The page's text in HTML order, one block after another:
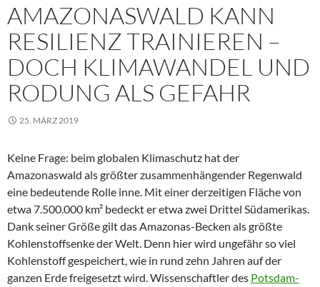
AMAZONASWALD KANN
RESILIENZ TRAINIEREN –
DOCH KLIMAWANDEL UND
RODUNG ALS GEFAHR
25. MÄRZ 2019
Keine Frage: beim globalen Klimaschutz hat der
Amazonaswald als größter zusammenhängender Regenwald
eine bedeutende Rolle inne. Mit einer derzeitigen Fläche von
etwa 7.500.000 km² bedeckt er etwa zwei Drittel Südamerikas.
Dank seiner Größe gilt das Amazonas-Becken als größte
Kohlenstoffsenke der Welt. Denn hier wird ungefähr so viel
Kohlenstoff gespeichert, wie in rund zehn Jahren auf der
ganzen Erde freigesetzt wird. Wissenschaftler des Potsdam-